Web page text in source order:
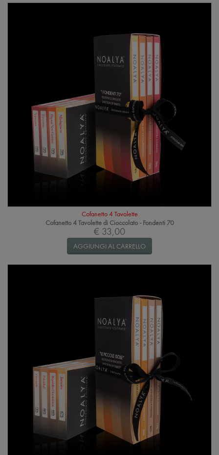
Cofanetto 4 Tavolette
Cofanetto 4 Tavolette di Cioccolato - Fondenti 70
€ 33,00
AGGIUNGI AL CARRELLO